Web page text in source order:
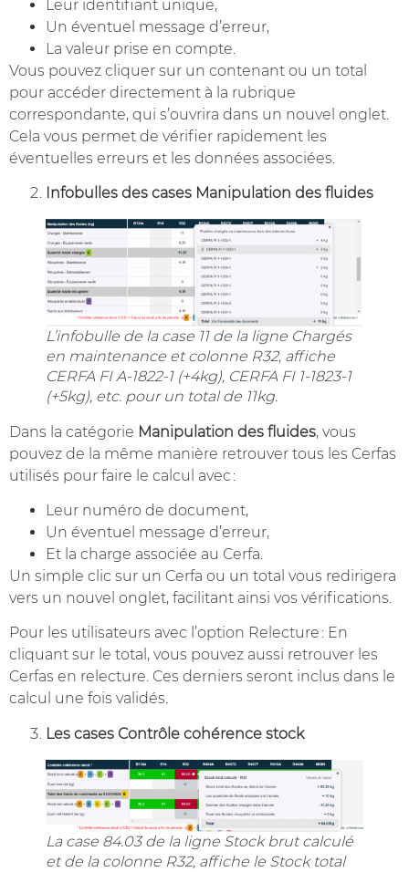
Leur identifiant unique,
Un éventuel message d’erreur,
La valeur prise en compte.
Vous pouvez cliquer sur un contenant ou un total
pour accéder directement à la rubrique
correspondante, qui s’ouvrira dans un nouvel onglet.
Cela vous permet de vérifier rapidement les
éventuelles erreurs et les données associées.
Infobulles des cases Manipulation des fluides
L’infobulle de la case 11 de la ligne Chargés
en maintenance et colonne R32, affiche
CERFA FI A-1822-1 (+4kg), CERFA FI 1-1823-1
(+5kg), etc. pour un total de 11kg.
Dans la catégorie Manipulation des fluides, vous
pouvez de la même manière retrouver tous les Cerfas
utilisés pour faire le calcul avec :
Leur numéro de document,
Un éventuel message d’erreur,
Et la charge associée au Cerfa.
Un simple clic sur un Cerfa ou un total vous redirigera
vers un nouvel onglet, facilitant ainsi vos vérifications.
Pour les utilisateurs avec l’option Relecture : En
cliquant sur le total, vous pouvez aussi retrouver les
Cerfas en relecture. Ces derniers seront inclus dans le
calcul une fois validés.
Les cases Contrôle cohérence stock
La case 84.03 de la ligne Stock brut calculé
et de la colonne R32, affiche le Stock total